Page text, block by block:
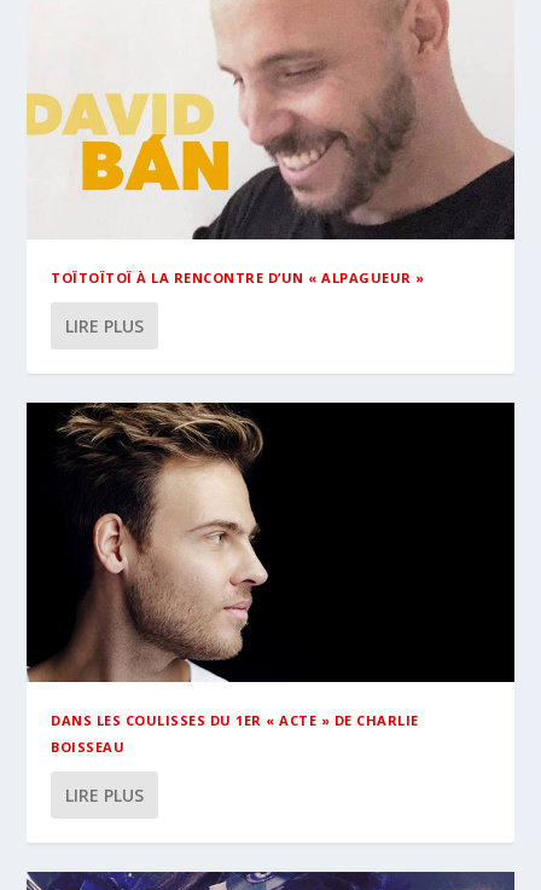
TOÏTOÏTOÏ À LA RENCONTRE D’UN « ALPAGUEUR »
LIRE PLUS
DANS LES COULISSES DU 1ER « ACTE » DE CHARLIE
BOISSEAU
LIRE PLUS